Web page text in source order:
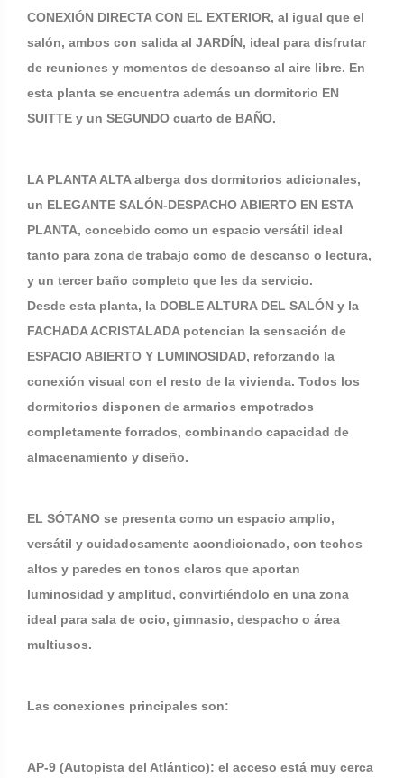
CONEXIÓN DIRECTA CON EL EXTERIOR, al igual que el
salón, ambos con salida al JARDÍN, ideal para disfrutar
de reuniones y momentos de descanso al aire libre. En
esta planta se encuentra además un dormitorio EN
SUITTE y un SEGUNDO cuarto de BAÑO.
LA PLANTA ALTA alberga dos dormitorios adicionales,
un ELEGANTE SALÓN-DESPACHO ABIERTO EN ESTA
PLANTA, concebido como un espacio versátil ideal
tanto para zona de trabajo como de descanso o lectura,
y un tercer baño completo que les da servicio.
Desde esta planta, la DOBLE ALTURA DEL SALÓN y la
FACHADA ACRISTALADA potencian la sensación de
ESPACIO ABIERTO Y LUMINOSIDAD, reforzando la
conexión visual con el resto de la vivienda. Todos los
dormitorios disponen de armarios empotrados
completamente forrados, combinando capacidad de
almacenamiento y diseño.
EL SÓTANO se presenta como un espacio amplio,
versátil y cuidadosamente acondicionado, con techos
altos y paredes en tonos claros que aportan
luminosidad y amplitud, convirtiéndolo en una zona
ideal para sala de ocio, gimnasio, despacho o área
multiusos.
Las conexiones principales son:
AP-9 (Autopista del Atlántico): el acceso está muy cerca